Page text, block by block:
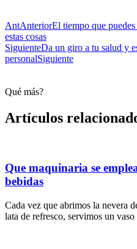
AntAnteriorEl tiempo que
estas cosas
SiguienteDa un giro a tu salud y
personalSiguiente
Qué más?
Artículos
Que maquinaria se
bebidas
Cada vez que abrimos la nevera
lata de refresco, servimos un vaso